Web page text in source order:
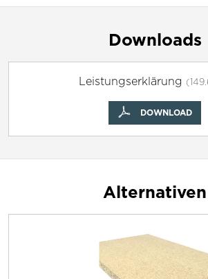
Downloads
Leistungserklärung
DOWNLOAD
Alternativen